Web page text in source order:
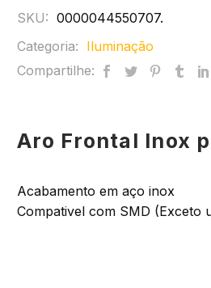
SKU: 0000044550707.
Categoria: Iluminação
Compartilhe:
Aro Frontal Inox
Acabamento em aço inox
Compativel com SMD (Exceto